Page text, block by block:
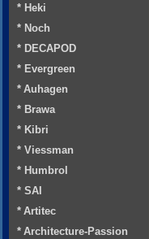
* Heki
* Noch
* DECAPOD
* Evergreen
* Auhagen
* Brawa
* Kibri
* Viessman
* Humbrol
* SAI
* Artitec
* Architecture-Passion